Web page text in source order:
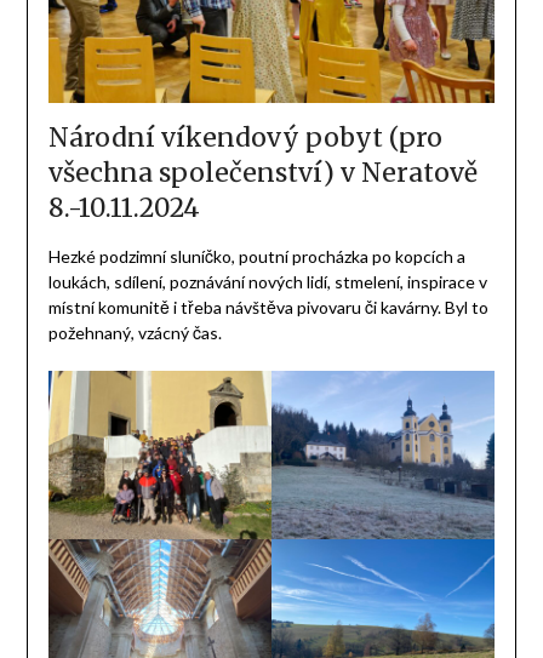
Národní víkendový pobyt (pro
všechna společenství) v Neratově
8.-10.11.2024
Hezké podzimní sluníčko, poutní procházka po kopcích a
loukách, sdílení, poznávání nových lidí, stmelení, inspirace v
místní komunitě i třeba návštěva pivovaru či kavárny. Byl to
požehnaný, vzácný čas.